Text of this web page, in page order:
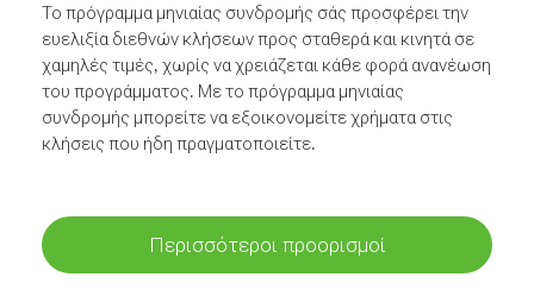
Το πρόγραμμα μηνιαίας συνδρομής σάς προσφέρει την
ευελιξία διεθνών κλήσεων προς σταθερά και κινητά σε
χαμηλές τιμές, χωρίς να χρειάζεται κάθε φορά ανανέωση
του προγράμματος. Με το πρόγραμμα μηνιαίας
συνδρομής μπορείτε να εξοικονομείτε χρήματα στις
κλήσεις που ήδη πραγματοποιείτε.
Περισσότεροι προορισμοί